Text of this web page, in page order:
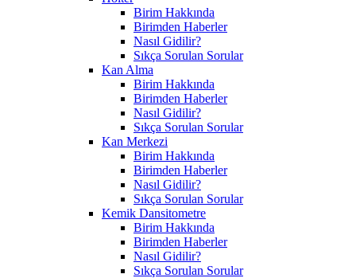
Birim Hakkında
Birimden Haberler
Nasıl Gidilir?
Sıkça Sorulan Sorular
Kan Alma
Birim Hakkında
Birimden Haberler
Nasıl Gidilir?
Sıkça Sorulan Sorular
Kan Merkezi
Birim Hakkında
Birimden Haberler
Nasıl Gidilir?
Sıkça Sorulan Sorular
Kemik Dansitometre
Birim Hakkında
Birimden Haberler
Nasıl Gidilir?
Sıkça Sorulan Sorular